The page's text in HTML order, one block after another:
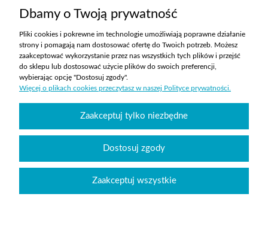
TRANSPORT
Koszty ustalane indywidualnie
ZAKUPY
POMOC
MOJE KONTO
Wyposażenie szkół sklepabcwyposazenia.pl|handlowy@abcwyposazenia.pl
Dbamy o Twoją prywatność
Pliki cookies i pokrewne im technologie umożliwiają poprawne działanie
strony i pomagają nam dostosować ofertę do Twoich potrzeb. Możesz
zaakceptować wykorzystanie przez nas wszystkich tych plików i przejść
do sklepu lub dostosować użycie plików do swoich preferencji,
wybierając opcję "Dostosuj zgody".
Więcej o plikach cookies przeczytasz w naszej Polityce prywatności.
Zaakceptuj tylko niezbędne
Dostosuj zgody
Zaakceptuj wszystkie